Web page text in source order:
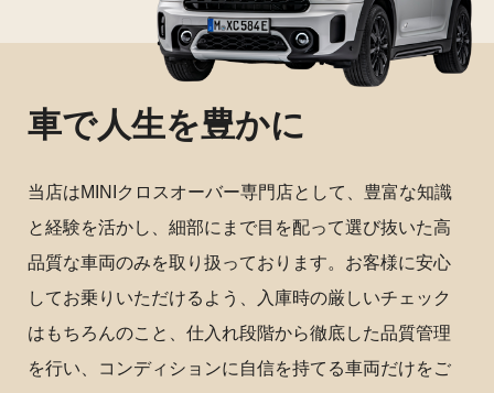
車で人生を豊かに
当店はMINIクロスオーバー専門店として、豊富な知識
と経験を活かし、細部にまで目を配って選び抜いた高
品質な車両のみを取り扱っております。お客様に安心
してお乗りいただけるよう、入庫時の厳しいチェック
はもちろんのこと、仕入れ段階から徹底した品質管理
を行い、コンディションに自信を持てる車両だけをご